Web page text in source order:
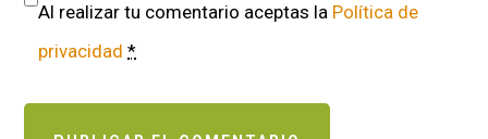
Al realizar tu comentario aceptas la Política de
privacidad *